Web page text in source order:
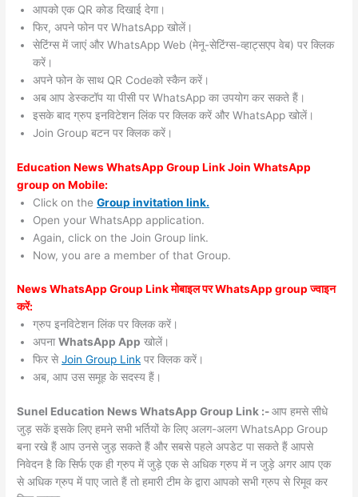
आपको एक QR कोड दिखाई देगा।
फिर, अपने फोन पर WhatsApp खोलें।
सेटिंग्स में जाएं और WhatsApp Web (मेनू-सेटिंग्स-व्हाट्सएप वेब) पर क्लिक
करें।
अपने फोन के साथ QR Codeको स्कैन करें।
अब आप डेस्कटॉप या पीसी पर WhatsApp का उपयोग कर सकते हैं।
इसके बाद ग्रुप इनविटेशन लिंक पर क्लिक करें और WhatsApp खोलें।
Join Group बटन पर क्लिक करें।
Education News WhatsApp Group Link Join WhatsApp
group on Mobile:
Click on theGroup invitation link.
Open your WhatsApp application.
Again, click on the Join Group link.
Now, you are a member of that Group.
News WhatsApp Group Link मोबाइल पर WhatsApp group ज्वाइन
करें:
ग्रुप इनविटेशन लिंक पर क्लिक करें।
अपनाWhatsApp App खोलें।
फिर सेJoin Group Link पर क्लिक करें।
अब, आप उस समूह के सदस्य हैं।
Sunel Education News WhatsApp Group Link :-आप हमसे सीधे
जुड़ सकें इसके लिए हमने सभी भर्तियों के लिए अलग-अलग WhatsApp Group
बना रखे हैं आप उनसे जुड़ सकते हैं और सबसे पहले अपडेट पा सकते हैं आपसे
निवेदन है कि सिर्फ एक ही ग्रुप में जुड़े एक से अधिक ग्रुप में न जुड़े अगर आप एक
से अधिक ग्रुप में पाए जाते हैं तो हमारी टीम के द्वारा आपको सभी ग्रुप से रिमूव कर